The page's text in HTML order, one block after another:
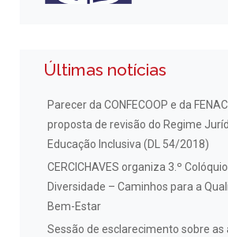
Últimas notícias
Parecer da CONFECOOP e da
proposta de revisão do Regime
Educação Inclusiva (DL 54/2018)
CERCICHAVES organiza 3.º
Diversidade – Caminhos para a
Bem-Estar
Sessão de esclarecimento sobre as